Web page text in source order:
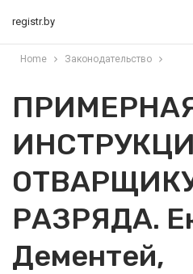
registr.by
Home Законодательство
РАЗРЯДА.
Дементей,